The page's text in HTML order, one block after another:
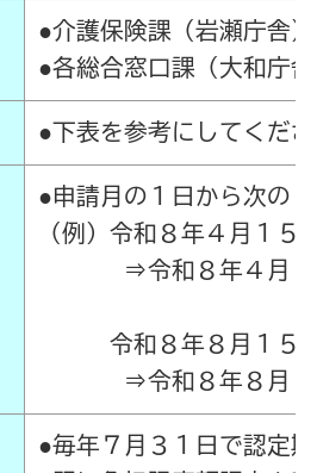
●介護保険課（岩瀬庁舎）
●各総合窓口課（大和庁
●下表を参考にしてくだ
●申請月の１日から次の
（例）令和８年４月１５
⇒令和８年４月１日
令和８年８月１５日
⇒令和８年８月１日
●毎年７月３１日で認定